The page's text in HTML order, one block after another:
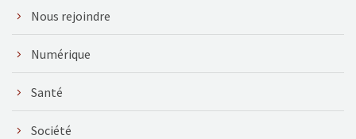
Nous rejoindre
Numérique
Santé
Société